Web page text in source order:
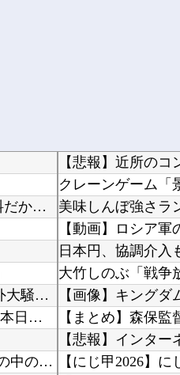
【デレマス】 凛「なにこれ、蒼穹のファフナー？」モバP「資料だから見といてくれ」
海外「どんでん返し！」ロドリのバルサ入りが濃厚になって海外大騒ぎ！（海外の反応）
【ガンプラ再販】 「ガンダムビルドファイターズ 選抜選挙」【本日投票開始】
海外「日本人はなんて気高いんだ！」 英高級紙も驚愕した極限の中の日本人の姿に世界が衝撃
美味しんぼ強さラ
日本円、協調介入
大竹しのぶ「戦争
【悲報】インタ